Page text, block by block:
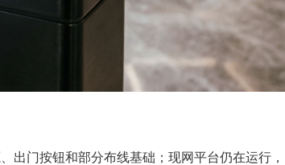
出门按钮和部分布线基础；现网平台仍在运行，